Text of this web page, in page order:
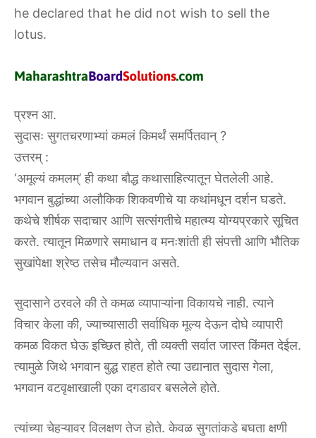
he declared that he did not wish to sell the
lotus.
प्रश्न आ.
सुदासः सुगतचरणाभ्यां कमलं किमर्थं समर्पितवान् ?
उत्तरम्‌ :‌
‘अमूल्यं कमलम्’ ही कथा बौद्ध कथासाहित्यातून घेतलेली आहे.
भगवान बुद्धांच्या अलौकिक शिकवणीचे या कथांमधून दर्शन घडते.
कथेचे शीर्षक सदाचार आणि सत्संगतीचे महात्म्य योग्यप्रकारे सूचित
करते. त्यातून मिळणारे समाधान व मनःशांती ही संपत्ती आणि भौतिक
सुखांपेक्षा श्रेष्ठ तसेच मौल्यवान असते.
सुदासाने ठरवले की ते कमळ व्यापाऱ्यांना विकायचे नाही. त्याने
विचार केला की, ज्याच्यासाठी सर्वाधिक मूल्य देऊन दोघे व्यापारी
कमळ विकत घेऊ इच्छित होते, ती व्यक्ती सर्वात जास्त किंमत देईल.
त्यामुळे जिथे भगवान बुद्ध राहत होते त्या उद्यानात सुदास गेला,
भगवान वटवृक्षाखाली एका दगडावर बसलेले होते.
त्यांच्या चेहऱ्यावर विलक्षण तेज होते. केवळ सुगतांकडे बघता क्षणी